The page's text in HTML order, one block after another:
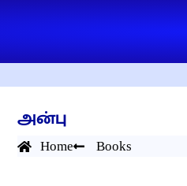
அன்பு
Home Books